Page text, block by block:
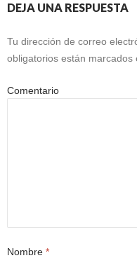
DEJA UNA RESPUESTA
Tu dirección de correo
obligatorios están marcados
Comentario
Nombre *